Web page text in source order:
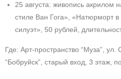
25 августа: живопись акрилом
стиле Ван Гога», «Натюрморт
силуэт», 50 рублей,
Где: Арт-пространство “Муза”, ул.
“Бобруйск”, старый вход, 3 этаж,